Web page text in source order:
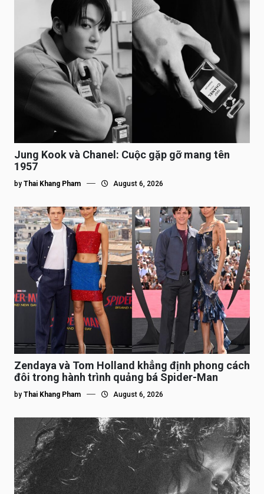
Jung Kook và Chanel: Cuộc gặp gỡ mang tên
1957
by Thai Khang Pham August 6, 2026
Zendaya và Tom Holland khẳng định phong cách
đôi trong hành trình quảng bá Spider-Man
by Thai Khang Pham August 6, 2026